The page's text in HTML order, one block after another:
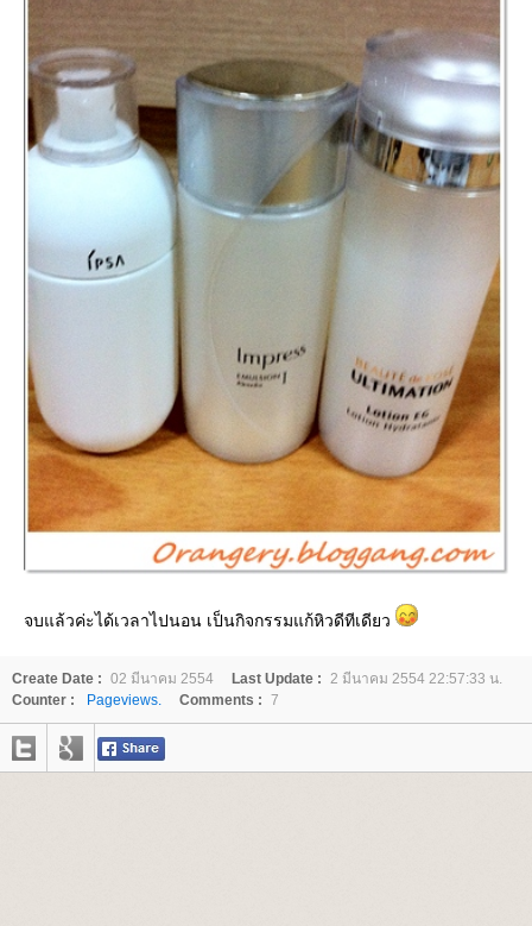
จบแล้วค่ะได้เวลาไปนอน เป็นกิจกรรมแก้หิวดีทีเดียว
Create Date : 02 มีนาคม 2554 Last Update : 2 มีนาคม 2554 22:57:33 น.
Counter :
Pageviews. Comments : 7